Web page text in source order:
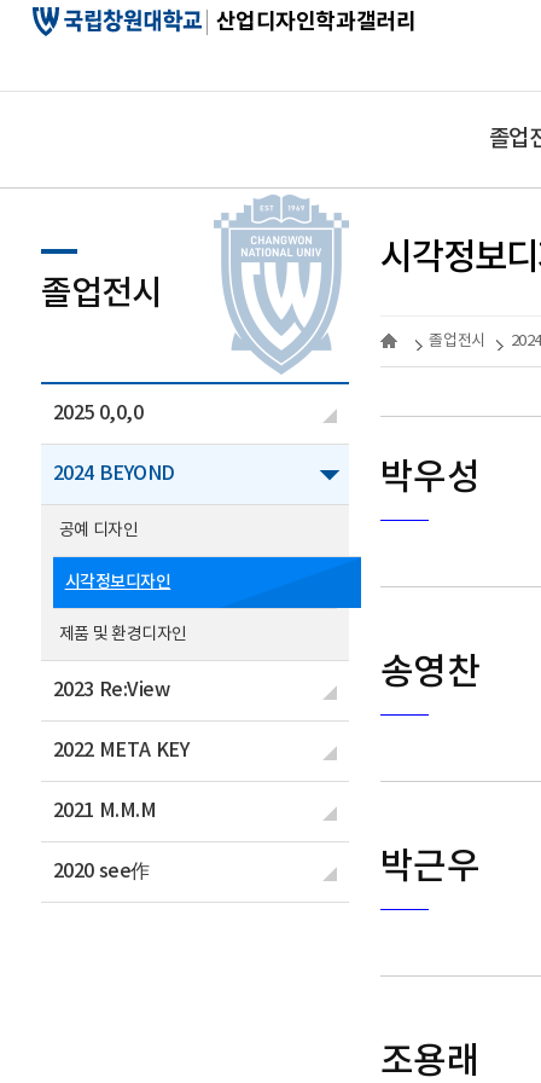
산업디자인학과갤러리
졸업
졸업전시
2025 0,0,0
2024 BEYOND
공예 디자인
시각정보디자인
제품 및 환경디자인
2023 Re:View
2022 META KEY
2021 M.M.M
2020 see作
시각정보
졸업전시
박우성
송영찬
박근우
조용래